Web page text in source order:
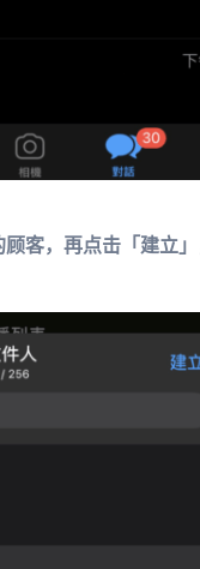
客，再点击「建立